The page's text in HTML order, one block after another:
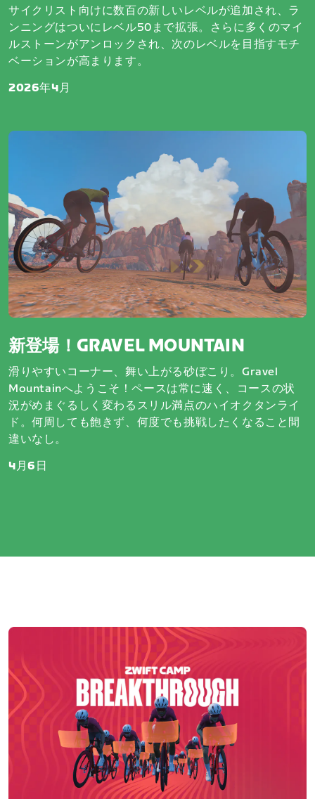
サイクリスト向けに数百の新しいレベルが追加され、ラ
ンニングはついにレベル50まで拡張。さらに多くのマイ
ルストーンがアンロックされ、次のレベルを目指すモチ
ベーションが高まります。
2026年4月
新登場！GRAVEL MOUNTAIN
滑りやすいコーナー、舞い上がる砂ぼこり。Gravel
Mountainへようこそ！ペースは常に速く、コースの状
況がめまぐるしく変わるスリル満点のハイオクタンライ
ド。何周しても飽きず、何度でも挑戦したくなること間
違いなし。
4月6日